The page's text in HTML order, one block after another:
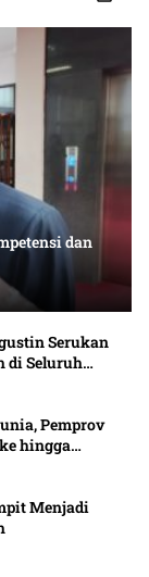
dan
Serukan
di Seluruh
Pemprov
hingga
Menjadi